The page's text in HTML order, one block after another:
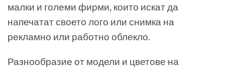
малки и големи фирми, които искат да
напечатат своето лого или снимка на
рекламно или работно облекло.
Разнообразие от модели и цветове на